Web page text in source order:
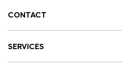
CONTACT
SERVICES